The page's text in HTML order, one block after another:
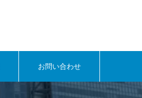
お問い合わせ